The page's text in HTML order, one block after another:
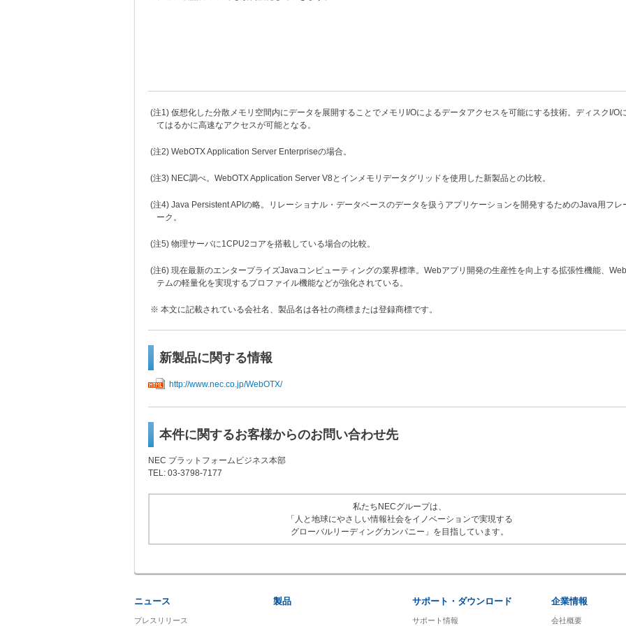
(注1) 仮想化した分散メモリ空間内にデータを展開することでメモリI/Oによるデータアクセスを可能にする技術。ディスクI/O
てはるかに高速なアクセスが可能となる。
(注2) WebOTX Application Server Enterpriseの場合。
(注3) NEC調べ。WebOTX Application Server V8とインメモリデータグリッドを使用した新製品との比較。
(注4) Java Persistent APIの略。リレーショナル・データベースのデータを扱うアプリケーションを開発するためのJava用フレ
ーク。
(注5) 物理サーバに1CPU2コアを搭載している場合の比較。
(注6) 現在最新のエンタープライズJavaコンピューティングの業界標準。Webアプリ開発の生産性を向上する拡張性機能、
テムの軽量化を実現するプロファイル機能などが強化されている。
※ 本文に記載されている会社名、製品名は各社の商標または登録商標です。
新製品に関する情報
http://www.nec.co.jp/WebOTX/
本件に関するお客様からのお問い合わせ先
NEC プラットフォームビジネス本部
TEL: 03-3798-7177
私たちNECグループは、
「人と地球にやさしい情報社会をイノベーションで実現する
グローバルリーディングカンパニー」を目指しています。
ニュース
プレスリリース
製品 サポート・ダウンロード
サポート情報
企業情報
会社概要